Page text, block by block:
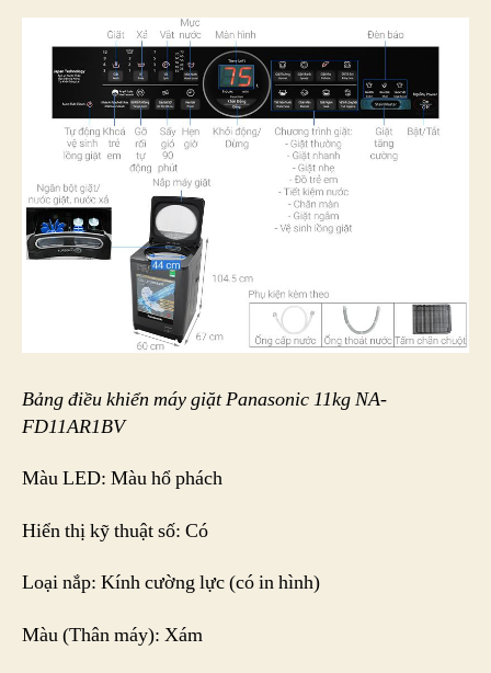
Bảng điều khiển máy giặtPanasonic 11kg NA-
FD11AR1BV
Màu LED: Màu hổ phách
Hiển thị kỹ thuật số: Có
Loại nắp: Kính cường lực (có in hình)
Màu (Thân máy): Xám